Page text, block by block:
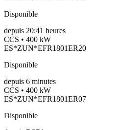
Disponible
depuis 20:41 heures
CCS • 400 kW
ES*ZUN*EFR1801ER20
Disponible
depuis 6 minutes
CCS • 400 kW
ES*ZUN*EFR1801ER07
Disponible